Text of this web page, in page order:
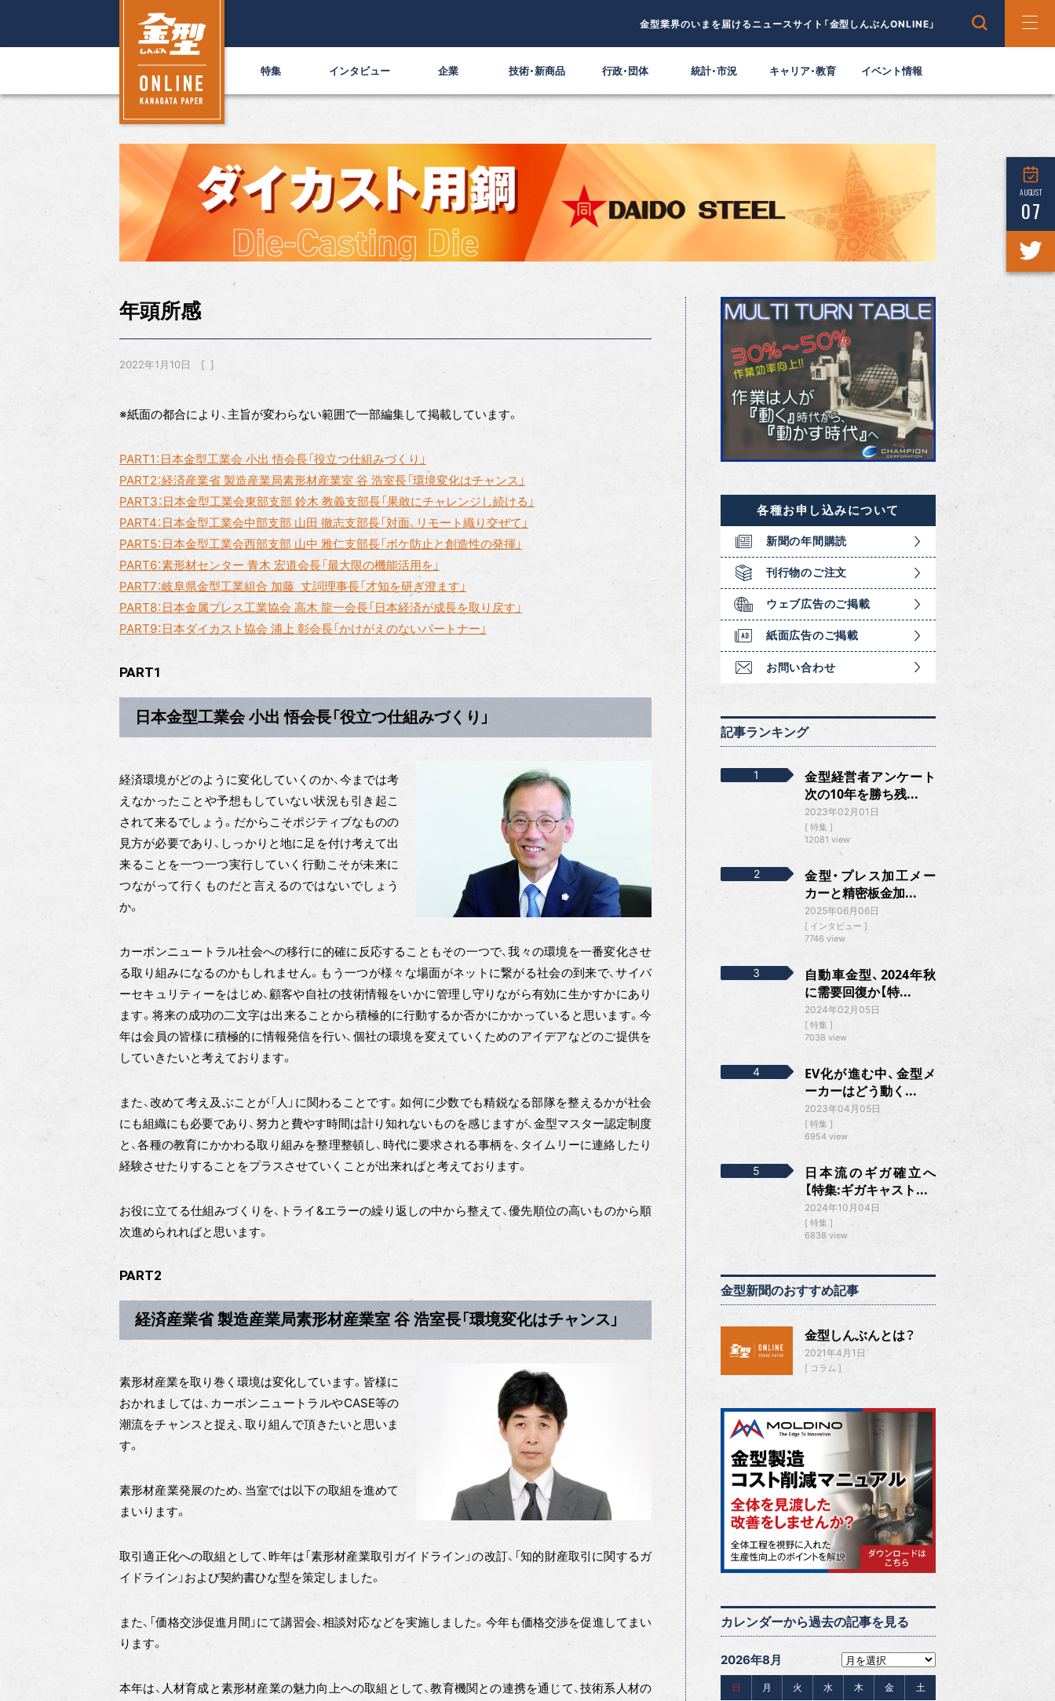
金型業界のいまを届けるニュースサイト「金型しんぶんONLINE」
特集 インタビュー 企業 技術・新商品 行政・団体 統計・市況 キャリア・教育 イベント情報
AUGUST
07
年頭所感
2022年1月10日
※紙面の都合により、主旨が変わらない範囲で一部編集して掲載しています。
PART1：日本金型工業会 小出 悟会長「役立つ仕組みづくり」
PART2：経済産業省 製造産業局素形材産業室 谷 浩室長「環境変化はチャンス」
PART3：日本金型工業会東部支部 鈴木 教義支部長「果敢にチャレンジし続ける」
PART4：日本金型工業会中部支部 山田 徹志支部長「対面、リモート織り交ぜて」
PART5：日本金型工業会西部支部 山中 雅仁支部長「ボケ防止と創造性の発揮」
PART6：素形材センター 青木 宏道会長「最大限の機能活用を」
PART7：岐阜県金型工業組合 加藤 丈詞理事長「才知を研ぎ澄ます」
PART8：日本金属プレス工業協会 高木 龍一会長「日本経済が成長を取り戻す」
PART9：日本ダイカスト協会 浦上 彰会長「かけがえのないパートナー」
PART1
日本金型工業会 小出 悟会長「役立つ仕組みづくり」
経済環境がどのように変化していくのか、今までは考
えなかったことや予想もしていない状況も引き起こ
されて来るでしょう。だからこそポジティブなものの
見方が必要であり、しっかりと地に足を付け考えて出
来ることを一つ一つ実行していく行動こそが未来に
つながって行くものだと言えるのではないでしょう
か。
カーボンニュートラル社会への移行に的確に反応することもその一つで、我々の環境を一番変化させ
る取り組みになるのかもしれません。もう一つが様々な場面がネットに繋がる社会の到来で、サイバ
ーセキュリティーをはじめ、顧客や自社の技術情報をいかに管理し守りながら有効に生かすかにあり
ます。将来の成功の二文字は出来ることから積極的に行動するか否かにかかっていると思います。今
年は会員の皆様に積極的に情報発信を行い、個社の環境を変えていくためのアイデアなどのご提供を
していきたいと考えております。
また、改めて考え及ぶことが「人」に関わることです。如何に少数でも精鋭なる部隊を整えるかが社会
にも組織にも必要であり、努力と費やす時間は計り知れないものを感じますが、金型マスター認定制度
と、各種の教育にかかわる取り組みを整理整頓し、時代に要求される事柄を、タイムリーに連絡したり
経験させたりすることをプラスさせていくことが出来ればと考えております。
お役に立てる仕組みづくりを、トライ&エラーの繰り返しの中から整えて、優先順位の高いものから順
次進められればと思います。
PART2
経済産業省 製造産業局素形材産業室 谷 浩室長「環境変化はチャンス」
素形材産業を取り巻く環境は変化しています。皆様に
おかれましては、カーボンニュートラルやCASE等の
潮流をチャンスと捉え、取り組んで頂きたいと思いま
す。
素形材産業発展のため、当室では以下の取組を進めて
まいります。
取引適正化への取組として、昨年は「素形材産業取引ガイドライン」の改訂、「知的財産取引に関するガ
イドライン」および契約書ひな型を策定しました。
また、「価格交渉促進月間」にて講習会、相談対応などを実施しました。今年も価格交渉を促進してまい
ります。
本年は、人材育成と素形材産業の魅力向上への取組として、教育機関との連携を通じて、技術系人材の
各種お申し込みについて
新聞の年間購読
刊行物のご注文
ウェブ広告のご掲載
紙面広告のご掲載
お問い合わせ
記事ランキング
金型経営者アンケート
次の10年を勝ち残...
2023年02月01日
特集
12081 view
金型・プレス加工メー
カーと精密板金加...
2025年06月06日
インタビュー
7746 view
自動車金型、2024年秋
に需要回復か【特...
2024年02月05日
特集
7038 view
EV化が進む中、金型メ
ーカーはどう動く...
2023年04月05日
特集
6954 view
日本流のギガ確立へ
【特集:ギガキャスト...
2024年10月04日
特集
6838 view
金型新聞のおすすめ記事
金型しんぶんとは？
2021年4月1日
コラム
カレンダーから過去の記事を見る
2026年8月
日 月 火 水 木 金 土